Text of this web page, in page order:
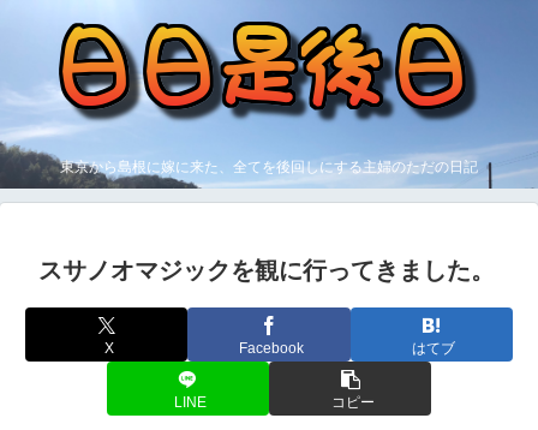
東京から島根に嫁に来た、全てを後回しにする主婦のただの日記
スサノオマジックを観に行ってきました。
X Facebook はてブ
LINE コピー